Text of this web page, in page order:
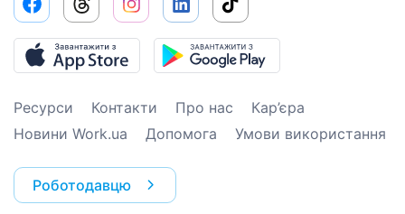
Ресурси Контакти Про нас
Кар’єра
Новини Work.ua
Допомога Умови використання
Роботодавцю